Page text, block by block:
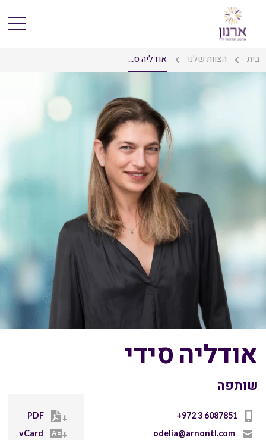
בית הצוות שלנו אודליה ס...
אודליה סידי
שותפה
+972 3 6087851
odelia@arnontl.com
PDF
vCard